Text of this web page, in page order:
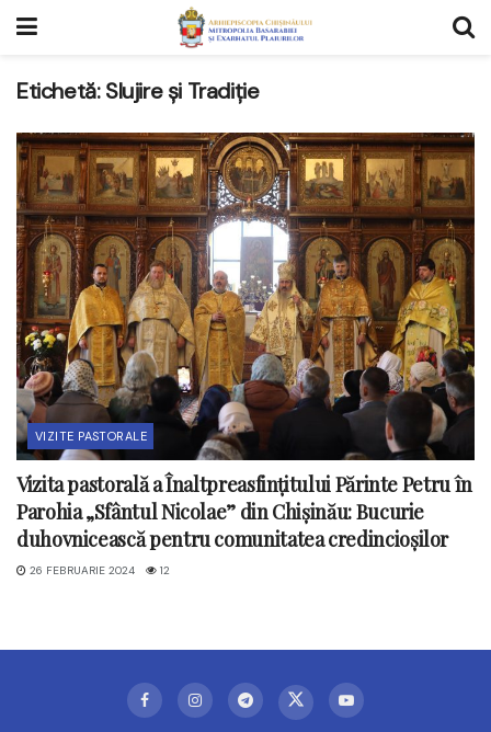
Etichetă:Slujire și Tradiție
VIZITE PASTORALE
Vizita pastorală a Înaltpreasfințitului Părinte Petru în
Parohia „Sfântul Nicolae” din Chișinău: Bucurie
duhovnicească pentru comunitatea credincioșilor
26 FEBRUARIE 2024 12